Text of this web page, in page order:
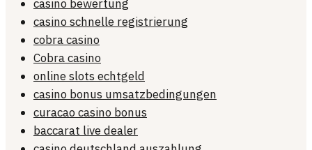
casino bewertung
casino schnelle registrierung
cobra casino
Cobra casino
online slots echtgeld
casino bonus umsatzbedingungen
curacao casino bonus
baccarat live dealer